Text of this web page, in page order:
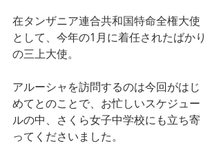
在タンザニア連合共和国特命全権大使
として、 今年の1月に着任されたばかり
の三上大使。
アルーシャを訪問するのは今回がはじ
めてとのことで、お忙しいスケジュー
ルの中、さくら女子中学校にも立ち寄
ってくださいました。